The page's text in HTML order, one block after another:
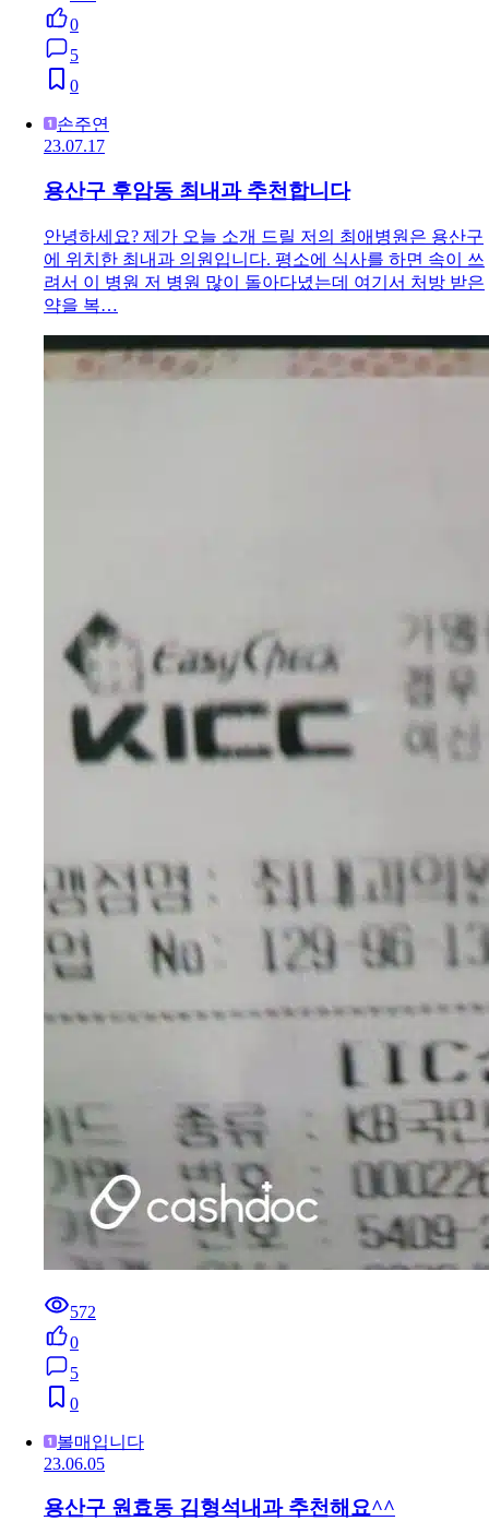
0
5
0
손주연
23.07.17
용산구 후암동 최내과 추천합니다
안녕하세요? 제가 오늘 소개 드릴 저의 최애병원은 용산구
에 위치한 최내과 의원입니다. 평소에 식사를 하면 속이 쓰
려서 이 병원 저 병원 많이 돌아다녔는데 여기서 처방 받은
약을 복…
572
0
5
0
볼매입니다
23.06.05
용산구 원효동 김형석내과 추천해요^^